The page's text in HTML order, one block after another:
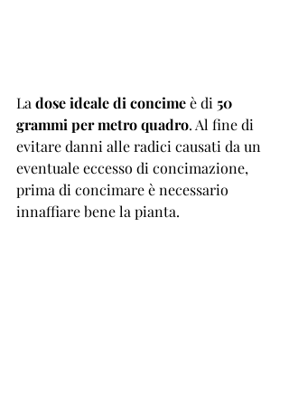
La dose ideale di concime è di 50
grammi per metro quadro. Al fine di
evitare danni alle radici causati da un
eventuale eccesso di concimazione,
prima di concimare è necessario
innaffiare bene la pianta.